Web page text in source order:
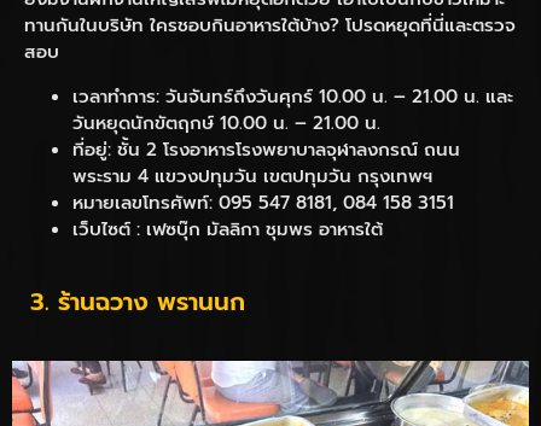
ทานกันในบริษัท ใครชอบกินอาหารใต้บ้าง? โปรดหยุดที่นี่และตรวจ
สอบ
เวลาทำการ: วันจันทร์ถึงวันศุกร์ 10.00 น. – 21.00 น. และ
วันหยุดนักขัตฤกษ์ 10.00 น. – 21.00 น.
ที่อยู่: ชั้น 2 โรงอาหารโรงพยาบาลจุฬาลงกรณ์ ถนน
พระราม 4 แขวงปทุมวัน เขตปทุมวัน กรุงเทพฯ
หมายเลขโทรศัพท์: 095 547 8181, 084 158 3151
เว็บไซต์ : เฟซบุ๊ก มัลลิกา ชุมพร อาหารใต้
3. ร้านฉวาง พรานนก